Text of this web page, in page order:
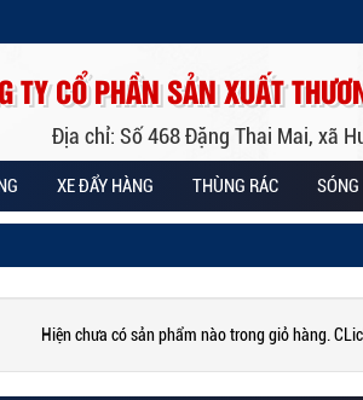
TY CỔ PHẦN SẢN XUẤT
Địa chỉ: Số 468 Đặng Thai Mai, xã
XE ĐẨY HÀNG THÙNG RÁC
Hiện chưa có sản phẩm nào trong giỏ hàng.